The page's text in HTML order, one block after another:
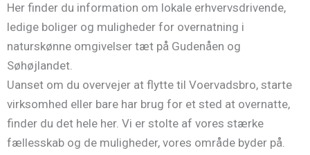
Her finder du information om lokale erhvervsdrivende,
ledige boliger og muligheder for overnatning i
naturskønne omgivelser tæt på Gudenåen og
Søhøjlandet.
Uanset om du overvejer at flytte til Voervadsbro, starte
virksomhed eller bare har brug for et sted at overnatte,
finder du det hele her. Vi er stolte af vores stærke
fællesskab og de muligheder, vores område byder på.